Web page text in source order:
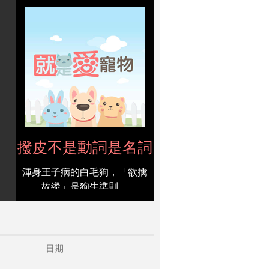
撥皮不是動詞是名詞
渾身王子病的白毛狗，「欲擒
故縱」是狗生準則。
日期